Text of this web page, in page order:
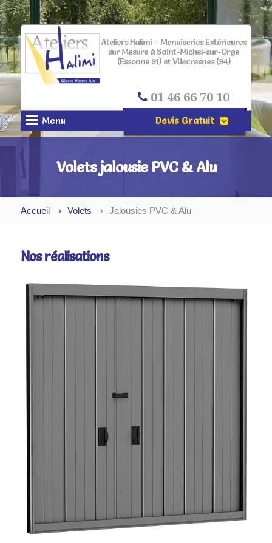
Ateliers Halimi – Menuiseries Extérieures
sur Mesure à Saint-Michel-sur-Orge
(Essonne 91) et Villecresnes (94)
01 46 66 70 10
Menu Devis Gratuit
NOM*
PRÉNOM
EMAIL*
Remplir le code ci-dessus
Volets jalousie PVC & Alu
Accueil Volets Jalousies PVC & Alu
Nos réalisations